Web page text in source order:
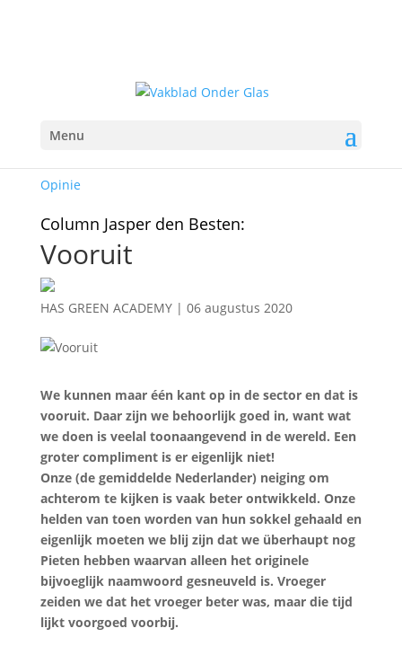
Menu
Opinie
Column Jasper den Besten:
Vooruit
HAS GREEN ACADEMY| 06 augustus 2020
We kunnen maar één kant op in de sector en dat is
vooruit. Daar zijn we behoorlijk goed in, want wat
we doen is veelal toonaangevend in de wereld. Een
groter compliment is er eigenlijk niet!
Onze (de gemiddelde Nederlander) neiging om
achterom te kijken is vaak beter ontwikkeld. Onze
helden van toen worden van hun sokkel gehaald en
eigenlijk moeten we blij zijn dat we überhaupt nog
Pieten hebben waarvan alleen het originele
bijvoeglijk naamwoord gesneuveld is. Vroeger
zeiden we dat het vroeger beter was, maar die tijd
lijkt voorgoed voorbij.